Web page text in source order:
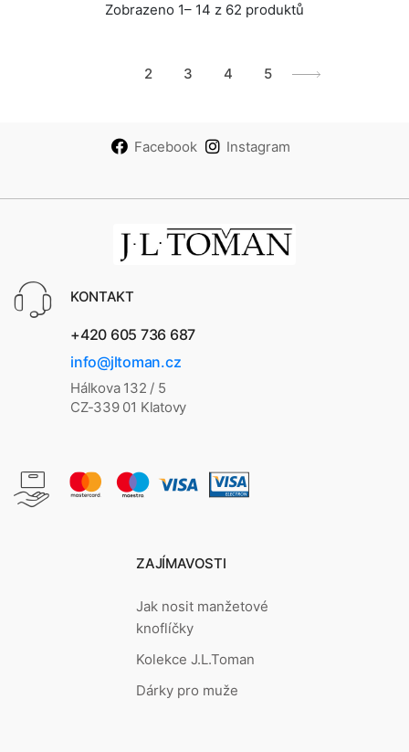
Zobrazeno 1– 14 z 62 produktů
2 3 4 5
Facebook Instagram
KONTAKT
+420 605 736 687
info@jltoman.cz
Hálkova 132 / 5
CZ-339 01 Klatovy
ZAJÍMAVOSTI
Jak nosit manžetové
knoflíčky
Kolekce J.L.Toman
Dárky pro muže